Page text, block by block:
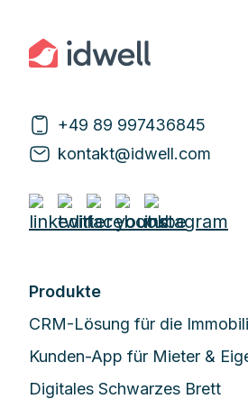
+49 89 997436845
kontakt@idwell.com
Produkte
CRM-Lösung für die
Kunden-App für Mieter &
Digitales Schwarzes Brett